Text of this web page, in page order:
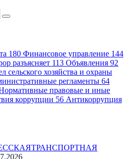
180 Финансовое управление 144
разъясняет 113 Объявления 92
сельского хозяйства и охраны
регламенты 64
правовые и иные
коррупции 56 Антикоррупция